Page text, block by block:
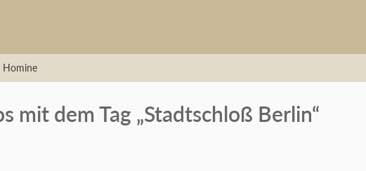
Homine
mit dem Tag „Stadtschloß Berlin“